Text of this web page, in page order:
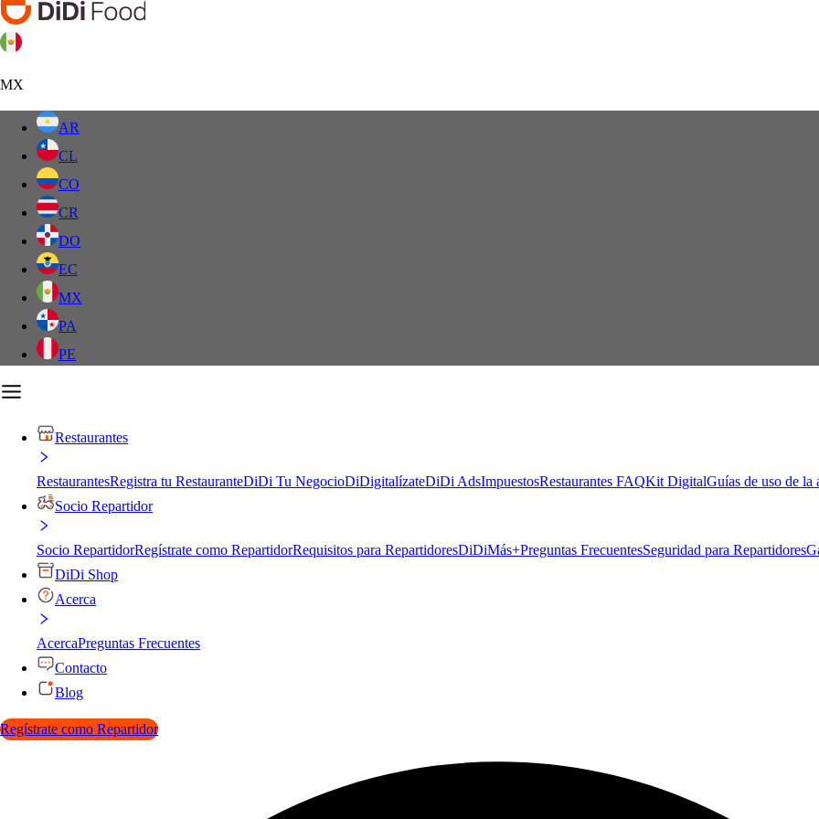
MX
AR
CL
CO
CR
DO
EC
MX
PA
PE
Restaurantes
RestaurantesRegistra tu RestauranteDiDi Tu NegocioDiDigitalízateDiDi AdsImpuestosRestaurantes FAQKit DigitalGuías de uso de la
Socio Repartidor
Socio RepartidorRegístrate como RepartidorRequisitos para RepartidoresDiDiMás+Preguntas FrecuentesSeguridad para Repartidores
DiDi Shop
Acerca
AcercaPreguntas Frecuentes
Contacto
Blog
Regístrate como Repartidor